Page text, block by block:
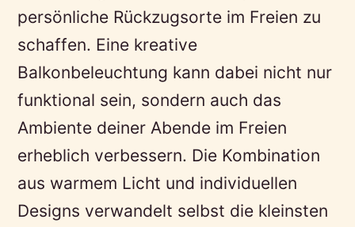
persönliche Rückzugsorte im Freien zu
schaffen. Eine kreative
Balkonbeleuchtung kann dabei nicht nur
funktional sein, sondern auch das
Ambiente deiner Abende im Freien
erheblich verbessern. Die Kombination
aus warmem Licht und individuellen
Designs verwandelt selbst die kleinsten